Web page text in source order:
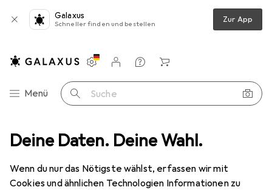
Deine Daten. Deine Wahl.
Wenn du nur das Nötigste wählst, erfassen wir mit
Cookies und ähnlichen Technologien Informationen zu
Galaxus
Schneller finden und bestellen Zur App
Navigation nach Kategorien
Menü Suche
Einstellungen
Kundenkonto
Vergleichslisten
Merklisten
Warenkorb
Uhrenbeweger Designhütte Uhrenbeweger Tubix